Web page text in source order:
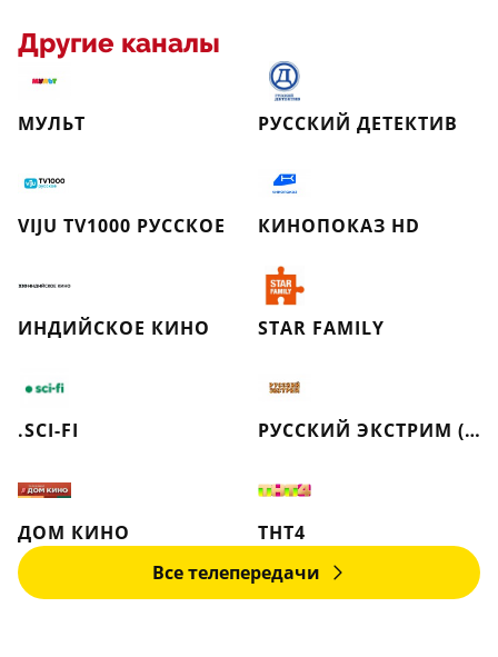
Другие каналы
МУЛЬТ РУССКИЙ ДЕТЕКТИВ
VIJU TV1000 РУССКОЕ КИНОПОКАЗ HD
ИНДИЙСКОЕ КИНО STAR FAMILY
.SCI-FI РУССКИЙ ЭКСТРИМ (РЕТРО)
ДОМ КИНО
ТНТ4
Все телепередачи